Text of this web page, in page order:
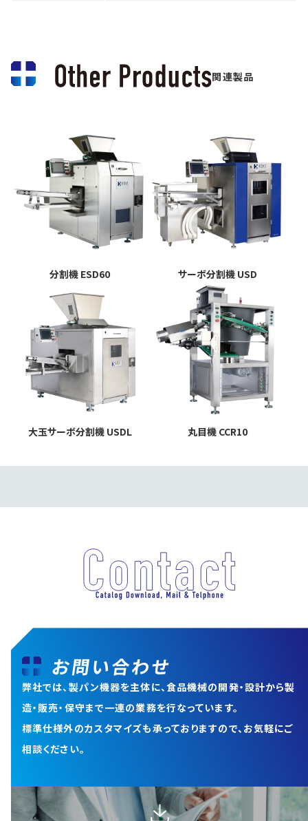
関連製品
分割機 ESD60 サーボ分割機 USD
大玉サーボ分割機 USDL 丸目機 CCR10
お問い合わせ
弊社では、製パン機器を主体に、食品機械の開発・設計から製
造・販売・保守まで一連の業務を行なっています。
標準仕様外のカスタマイズも承っておりますので、お気軽にご
相談ください。